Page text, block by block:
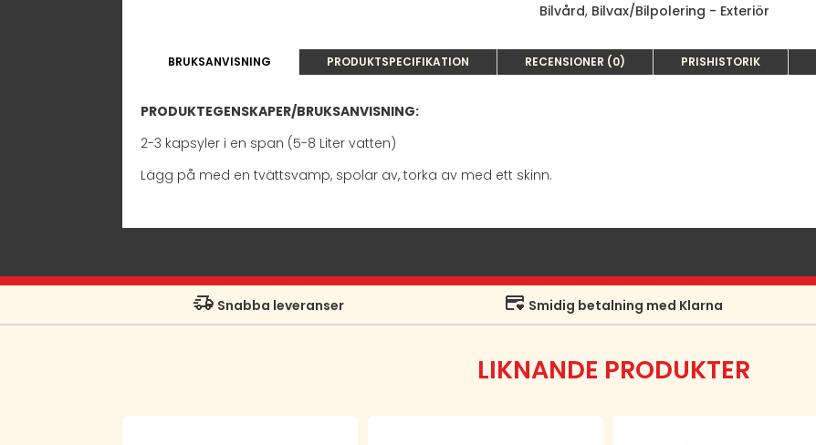
Bilvård, Bilvax/Bilpolering - Exteriör
BRUKSANVISNING PRODUKTSPECIFIKATION RECENSIONER (0) PRISHISTORIK
PRODUKTEGENSKAPER/BRUKSANVISNING:
2-3 kapsyler i en span (5-8 Liter vatten)
Lägg på med en tvättsvamp, spolar av, torka av med ett skinn.
Snabba leveranser Smidig betalning med Klarna
LIKNANDE PRODUKTER